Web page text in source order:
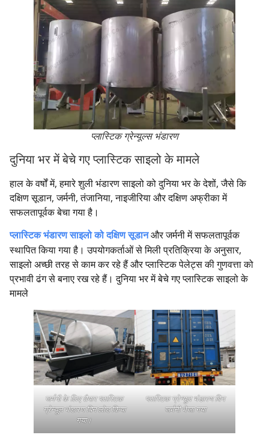
प्लास्टिक ग्रेन्यूल्स भंडारण
दुनिया भर में बेचे गए प्लास्टिक साइलो के मामले
हाल के वर्षों में, हमारे शुली भंडारण साइलो को दुनिया भर के देशों, जैसे कि
दक्षिण सूडान, जर्मनी, तंजानिया, नाइजीरिया और दक्षिण अफ्रीका में
सफलतापूर्वक बेचा गया है।
प्लास्टिक भंडारण साइलो को दक्षिण सूडानऔर जर्मनी में सफलतापूर्वक
स्थापित किया गया है। उपयोगकर्ताओं से मिली प्रतिक्रिया के अनुसार,
साइलो अच्छी तरह से काम कर रहे हैं और प्लास्टिक पेलेट्स की गुणवत्ता को
प्रभावी ढंग से बनाए रख रहे हैं। दुनिया भर में बेचे गए प्लास्टिक साइलो के
मामले
जर्मनी के लिए तैयार प्लास्टिक
ग्रेन्यूल भंडारण बिन लोड किया
गया।
प्लास्टिक ग्रेन्यूल भंडारण बिन
जर्मनी भेजा गया